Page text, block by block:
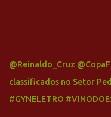
@Reinaldo_Cruz
classificados no Setor
#GYNELETRO